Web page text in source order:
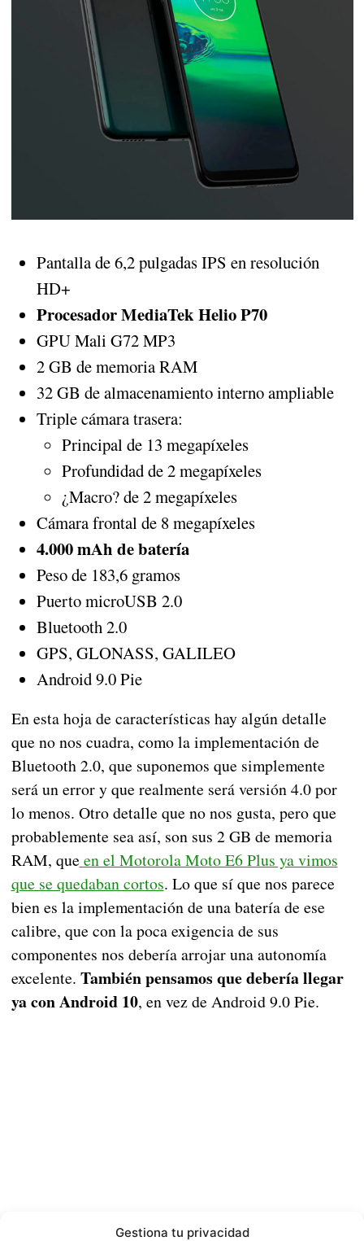
Gestiona tu privacidad
Pantalla de 6,2 pulgadas IPS en resolución
HD+
Procesador MediaTek Helio P70
GPU Mali G72 MP3
2 GB de memoria RAM
32 GB de almacenamiento interno ampliable
Triple cámara trasera:
Principal de 13 megapíxeles
Profundidad de 2 megapíxeles
¿Macro? de 2 megapíxeles
Cámara frontal de 8 megapíxeles
4.000 mAh de batería
Peso de 183,6 gramos
Puerto microUSB 2.0
Bluetooth 2.0
GPS, GLONASS, GALILEO
Android 9.0 Pie
En esta hoja de características hay algún detalle
que no nos cuadra, como la implementación de
Bluetooth 2.0, que suponemos que simplemente
será un error y que realmente será versión 4.0 por
lo menos. Otro detalle que no nos gusta, pero que
probablemente sea así, son sus 2 GB de memoria
RAM, que en el Motorola Moto E6 Plus ya vimos
que se quedaban cortos. Lo que sí que nos parece
bien es la implementación de una batería de ese
calibre, que con la poca exigencia de sus
componentes nos debería arrojar una autonomía
excelente. También pensamos que debería llegar
ya con Android 10, en vez de Android 9.0 Pie.